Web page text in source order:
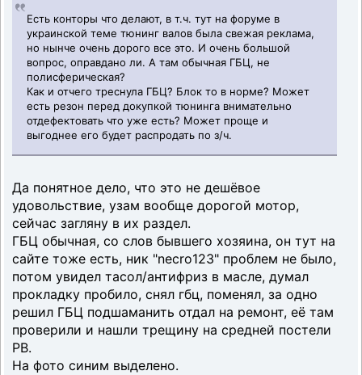
Есть конторы что делают, в т.ч. тут на форуме в
украинской теме тюнинг валов была свежая реклама,
но нынче очень дорого все это. И очень большой
вопрос, оправдано ли. А там обычная ГБЦ, не
полисферическая?
Как и отчего треснула ГБЦ? Блок то в норме? Может
есть резон перед докупкой тюнинга внимательно
отдефектовать что уже есть? Может проще и
выгоднее его будет распродать по з/ч.
Да понятное дело, что это не дешёвое
удовольствие, узам вообще дорогой мотор,
сейчас загляну в их раздел.
ГБЦ обычная, со слов бывшего хозяина, он тут на
сайте тоже есть, ник "necro123" проблем не было,
потом увидел тасол/антифриз в масле, думал
прокладку пробило, снял гбц, поменял, за одно
решил ГБЦ подшаманить отдал на ремонт, её там
проверили и нашли трещину на средней постели
РВ.
На фото синим выделено.